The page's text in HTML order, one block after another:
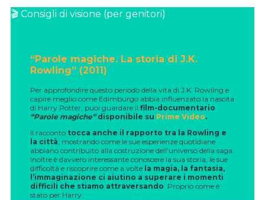
🎬 Consigli di visione (per genitori)
“Parole magiche. La storia di J.K.
Rowling” (2011)
Per approfondire questo periodo della vita di J.K. Rowling e
capire meglio come Edimburgo abbia influenzato la nascita
di Harry Potter, puoi guardare il film-documentario
“Parole magiche”disponibile su Prime Video.
Il racconto tocca anche il rapporto tra la Rowling e
la città , mostrando come le sue esperienze quotidiane
abbiano contribuito alla costruzione dell’universo della saga.
Inoltre è davvero interessante conoscere la sua storia, le sue
difficoltà e riscoprire come a volte la magia, la fantasia,
l’immaginazione ci aiutino a superare i momenti
difficili che stiamo attraversando . Proprio come è
stato per Harry.